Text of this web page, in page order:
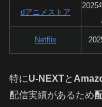
dアニメストア
2025
Netflix
特にU-NEXTと
配信実績があるため